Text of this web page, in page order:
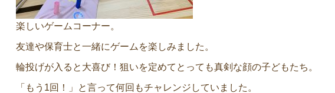
楽しいゲームコーナー。
友達や保育士と一緒にゲームを楽しみました。
輪投げが入ると大喜び！狙いを定めてとっても真剣な顔の子どもたち。
「もう1回！」と言って何回もチャレンジしていました。